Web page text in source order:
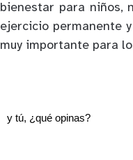
bienestar para niños,
ejercicio permanente
muy importante para
y tú, ¿qué opinas?